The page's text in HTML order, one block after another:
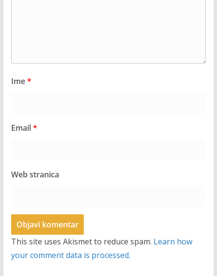
Ime*
Email*
Web stranica
This site uses Akismet to reduce spam. Learn how
your comment data is processed.